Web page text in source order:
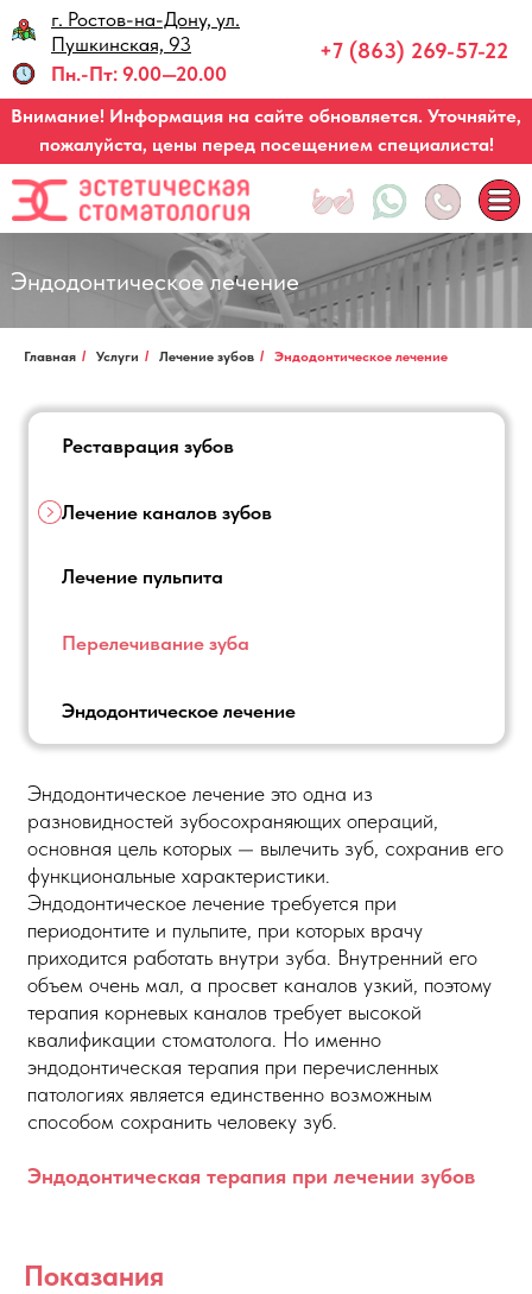
г. Ростов-на-Дону, ул.
Пушкинская, 93
Пн.-Пт: 9.00—20.00
+7 (863) 269-57-22
Внимание! Информация на сайте обновляется. Уточняйте,
пожалуйста, цены перед посещением специалиста!
Эндодонтическое лечение
Главная / Услуги / Лечение зубов / Эндодонтическое лечение
Реставрация зубов
Лечение каналов зубов
Лечение пульпита
Перелечивание зуба
Эндодонтическое лечение
Эндодонтическое лечение это одна из
разновидностей зубосохраняющих операций,
основная цель которых — вылечить зуб, сохранив его
функциональные характеристики.
Эндодонтическое лечение требуется при
периодонтите и пульпите, при которых врачу
приходится работать внутри зуба. Внутренний его
объем очень мал, а просвет каналов узкий, поэтому
терапия корневых каналов требует высокой
квалификации стоматолога. Но именно
эндодонтическая терапия при перечисленных
патологиях является единственно возможным
способом сохранить человеку зуб.
Эндодонтическая терапия при лечении зубов
Показания